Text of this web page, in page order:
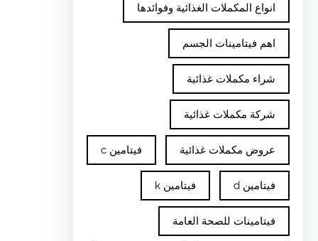
انواع المكملات الغذائية وفوائدها
اهم فيتامينات الجسم
شراء مكملات غذائية
شركة مكملات غذائية
عروض مكملات غذائية فيتامين c
فيتامين d فيتامين k
فيتامينات للصحة العامة